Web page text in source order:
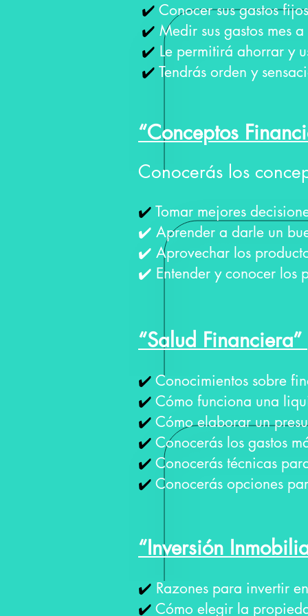
✔️ Conocer sus gastos
✔️ Medir sus gastos mes
✔️ Le permitirá ahorrar y
✔️ Tendrás orden y
“Conceptos
Conocerás los
✔️ Tomar mejores
​✔️ Aprender a darle un
​✔️ Aprovechar los
​✔️ Entender y conocer
“Salud Financiera”
✔️ Conocimientos sobre
✔️ Cómo funciona una
✔️ Cómo elaborar un
✔️ Conocerás los gastos
✔️ Conocerás técnicas
✔️ Conocerás opciones
“Inversión
✔️ Razones para invertir
✔️ Cómo elegir la